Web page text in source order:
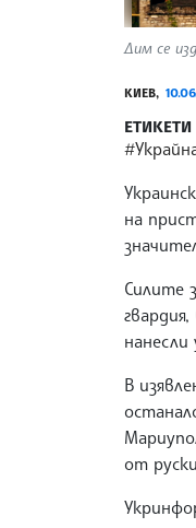
Дим се
КИЕВ,
ЕТИКЕТИ
на
Силите
В
от